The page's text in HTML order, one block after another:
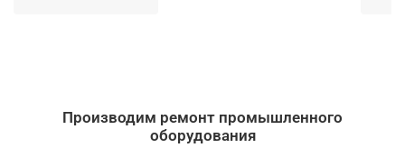
Производим ремонт промышленного
оборудования